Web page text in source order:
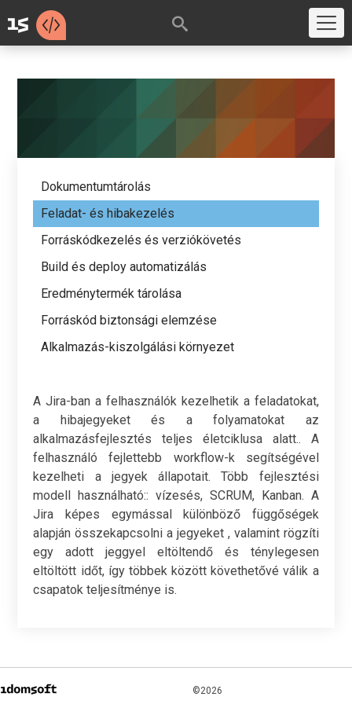
Dokumentumtárolás
Feladat- és hibakezelés
Forráskódkezelés és verziókövetés
Build és deploy automatizálás
Eredménytermék tárolása
Forráskód biztonsági elemzése
Alkalmazás-kiszolgálási környezet
A Jira-ban a felhasználók kezelhetik a feladatokat,
a hibajegyeket és a folyamatokat az
alkalmazásfejlesztés teljes életciklusa alatt.. A
felhasználó fejlettebb workflow-k segítségével
kezelheti a jegyek állapotait. Több fejlesztési
modell használható:: vízesés, SCRUM, Kanban. A
Jira képes egymással különböző függőségek
alapján összekapcsolni a jegyeket , valamint rögzíti
egy adott jeggyel eltöltendő és ténylegesen
eltöltött időt, így többek között követhetővé válik a
csapatok teljesítménye is.
©2026